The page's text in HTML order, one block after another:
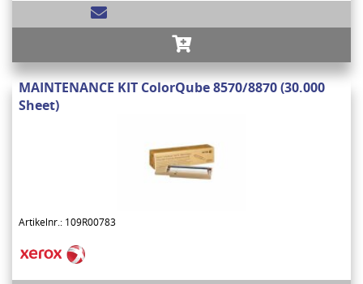
MAINTENANCE KIT ColorQube 8570/8870 (30.000
Sheet)
Artikelnr.: 109R00783